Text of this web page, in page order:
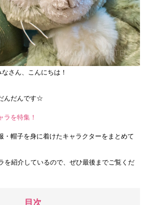
さん、こんにちは！
んだんです☆
ラを特集！
・帽子を身に着けたキャラクターをまとめて
を紹介しているので、ぜひ最後までご覧くだ
目次